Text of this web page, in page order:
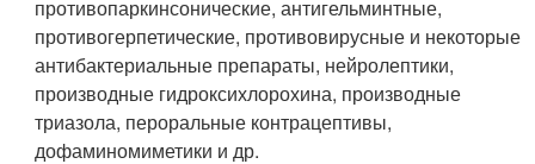
противопаркинсонические, антигельминтные,
противогерпетические, противовирусные и некоторые
антибактериальные препараты, нейролептики,
производные гидроксихлорохина, производные
триазола, пероральные контрацептивы,
дофаминомиметики и др.